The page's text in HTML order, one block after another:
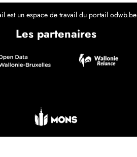
est un espace de travail du portail odwb.be
Les partenaires